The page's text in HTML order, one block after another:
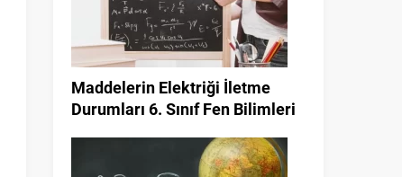
Maddelerin Elektriği İletme
Durumları 6. Sınıf Fen Bilimleri